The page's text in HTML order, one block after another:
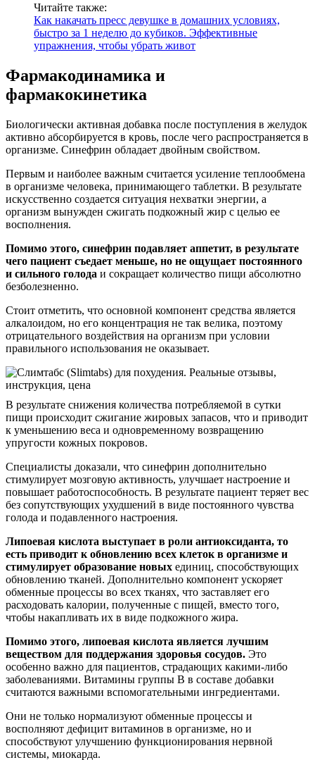
Читайте также:
Как накачать пресс девушке в домашних условиях,
быстро за 1 неделю до кубиков. Эффективные
упражнения, чтобы убрать живот
Фармакодинамика и
фармакокинетика
Биологически активная добавка после поступления в желудок
активно абсорбируется в кровь, после чего распространяется в
организме. Синефрин обладает двойным свойством.
Первым и наиболее важным считается усиление теплообмена
в организме человека, принимающего таблетки. В результате
искусственно создается ситуация нехватки энергии, а
организм вынужден сжигать подкожный жир с целью ее
восполнения.
Помимо этого, синефрин подавляет аппетит, в результате
чего пациент съедает меньше, но не ощущает постоянного
и сильного голода и сокращает количество пищи абсолютно
безболезненно.
Стоит отметить, что основной компонент средства является
алкалоидом, но его концентрация не так велика, поэтому
отрицательного воздействия на организм при условии
правильного использования не оказывает.
В результате снижения количества потребляемой в сутки
пищи происходит сжигание жировых запасов, что и приводит
к уменьшению веса и одновременному возвращению
упругости кожных покровов.
Специалисты доказали, что синефрин дополнительно
стимулирует мозговую активность, улучшает настроение и
повышает работоспособность. В результате пациент теряет вес
без сопутствующих ухудшений в виде постоянного чувства
голода и подавленного настроения.
Липоевая кислота выступает в роли антиоксиданта, то
есть приводит к обновлению всех клеток в организме и
стимулирует образование новых единиц, способствующих
обновлению тканей. Дополнительно компонент ускоряет
обменные процессы во всех тканях, что заставляет его
расходовать калории, полученные с пищей, вместо того,
чтобы накапливать их в виде подкожного жира.
Помимо этого, липоевая кислота является лучшим
веществом для поддержания здоровья сосудов. Это
особенно важно для пациентов, страдающих какими-либо
заболеваниями. Витамины группы В в составе добавки
считаются важными вспомогательными ингредиентами.
Они не только нормализуют обменные процессы и
восполняют дефицит витаминов в организме, но и
способствуют улучшению функционирования нервной
системы, миокарда.